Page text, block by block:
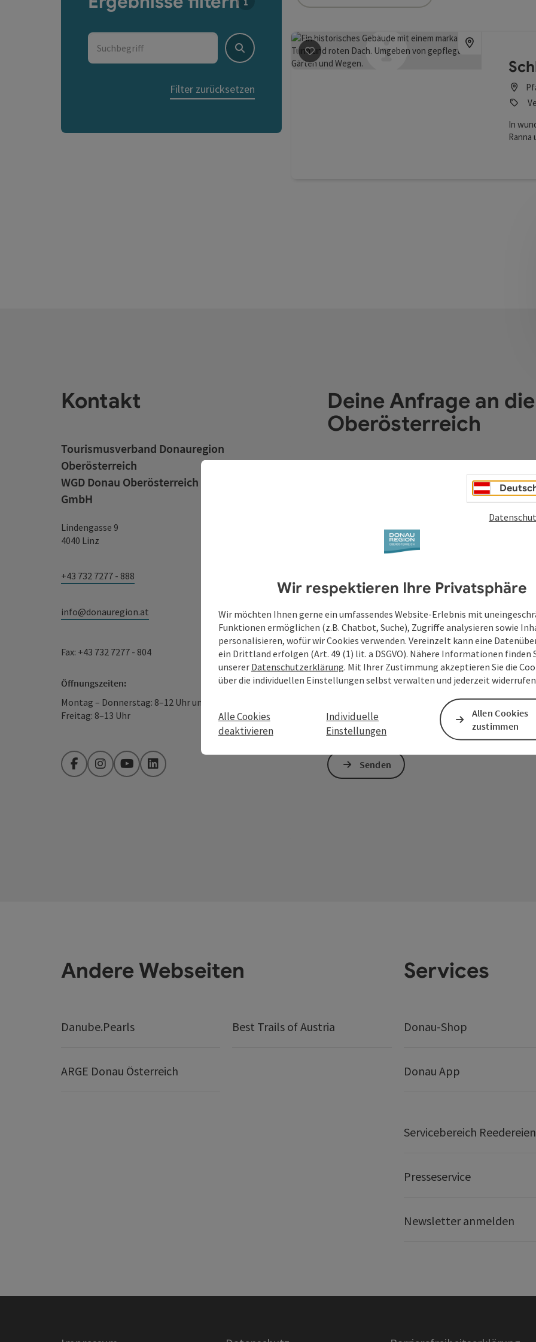
Suchbegriff
Suchen
Filter zurücksetzen
Beitrag merken
In
Kontakt
Tourismusverband Donauregion
Oberösterreich
WGD Donau Oberösterreich Tourismus
GmbH
Lindengasse 9
4040 Linz
+43 732 7277 - 888
info@donauregion.at
Fax: +43 732 7277 - 804
Öffnungszeiten:
Montag – Donnerstag: 8–12 Uhr und 13–16 Uhr
Freitag: 8–13 Uhr
FacebookInstagramYouTubeLinkedIn
Deine Anfrage an
Oberösterreich
Nachname
Unverbindliche Anfrage
Zum Schutz vor Spam wird Google
personenbezogene Daten (z. B. die IP-
Absenden des Formulars werden die dafür
ist eine Kontaktaufnahme jederzeit per E-
Deine bekannt gegebenen Daten (E-Mail-
WGD Donau Oberösterreich Tourismus GmbH
Anfrage verwendet und nur dann weitergegeben,
touristische Leistungsträger) zu beantworten ist.
Senden
Andere Webseiten
Danube.Pearls Best Trails of Austria
ARGE Donau Österreich
Services
Donau-Shop
Donau App
Servicebereich Reedereien
Presseservice
Newsletter anmelden
Wir respektieren Ihre Privatsphäre
Wir möchten Ihnen gerne ein umfassendes Website-Erlebnis mit
Funktionen ermöglichen (z.B. Chatbot, Suche), Zugriffe analysieren sowie
personalisieren, wofür wir Cookies verwenden. Vereinzelt kann eine
ein Drittland erfolgen (Art. 49 (1) lit. a DSGVO). Nähere Informationen finden
unserer Datenschutzerklärung. Mit Ihrer Zustimmung akzeptieren Sie die
über die individuellen Einstellungen selbst verwalten und jederzeit
Alle Cookies
deaktivieren
Individuelle
Einstellungen
Allen Cookies
zustimmen